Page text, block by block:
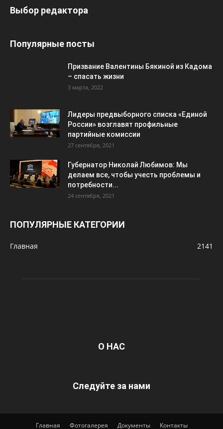
Выбор редактора
Популярные посты
Призвание Валентины Бякиной из Кадома
– спасать жизни
3 марта, 2022
Лидеры предвыборного списка «Единой
России» возглавят профильные
партийные комиссии
27 сентября, 2021
Губернатор Николай Любимов: Мы
делаем все, чтобы учесть проблемы и
потребности...
24 сентября, 2021
ПОПУЛЯРНЫЕ КАТЕГОРИИ
Главная 2141
О НАС
Следуйте за нами
Главная Фотогалерея Документы Контакты